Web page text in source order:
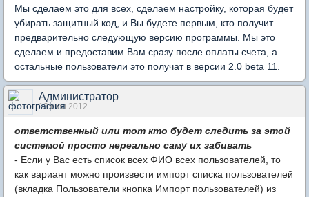
Мы сделаем это для всех, сделаем настройку, которая будет
убирать защитный код, и Вы будете первым, кто получит
предварительно следующую версию программы. Мы это
сделаем и предоставим Вам сразу после оплаты счета, а
остальные пользователи это получат в версии 2.0 beta 11.
Администратор
13 июл 2012
ответственный или тот кто будет следить за этой
системой просто нереально саму их забивать
- Если у Вас есть список всех ФИО всех пользователей, то
как вариант можно произвести импорт списка пользователей
(вкладка Пользователи кнопка Импорт пользователей) из